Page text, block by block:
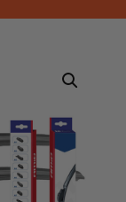
bízunk.